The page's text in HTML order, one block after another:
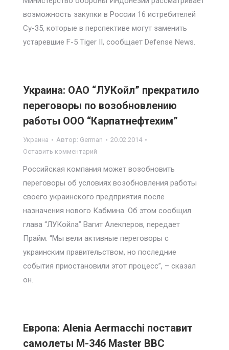
возможность закупки в России 16 истребителей
Су-35, которые в перспективе могут заменить
устаревшие F-5 Tiger II, сообщает Defense News.
Украина: ОАО “ЛУКойл” прекратило
переговоры по возобновлению
работы ООО “Карпатнефтехим”
Украина Автор: German
20.02.2014
Оставить комментарий
Российская компания может возобновить
переговоры об условиях возобновления работы
своего украинского предприятия после
назначения нового Кабмина. Об этом сообщил
глава “ЛУКойла” Вагит Алекперов, передает
Прайм. “Мы вели активные переговоры с
украинским правительством, но последние
события приостановили этот процесс”, – сказал
он.
Европа: Alenia Aermacchi поставит
самолеты M-346 Master ВВС